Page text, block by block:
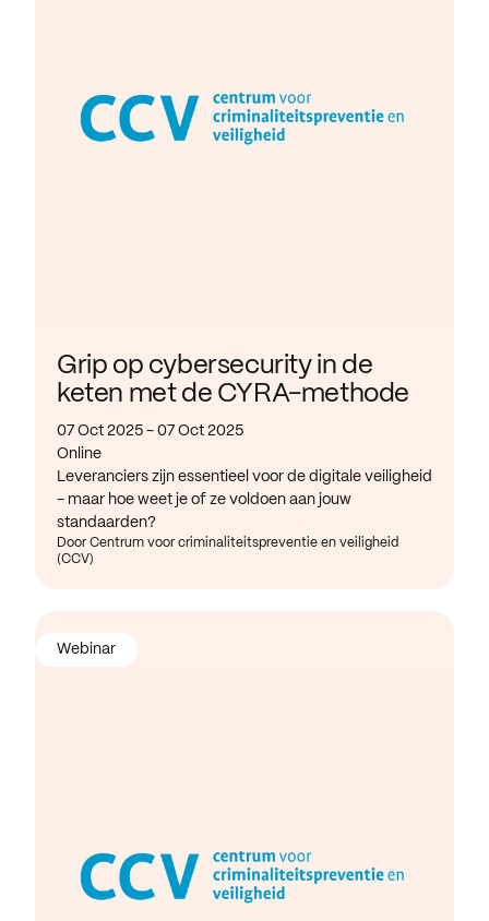
Grip op cybersecurity in de
keten met de CYRA-methode
07 Oct 2025 - 07 Oct 2025
Online
Leveranciers zijn essentieel voor de digitale veiligheid
- maar hoe weet je of ze voldoen aan jouw
standaarden?
Door Centrum voor criminaliteitspreventie en veiligheid
(CCV)
Webinar